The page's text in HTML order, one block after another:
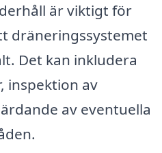
är viktigt för
dräneringssystemet
Det kan inkludera
inspektion av
av eventuella